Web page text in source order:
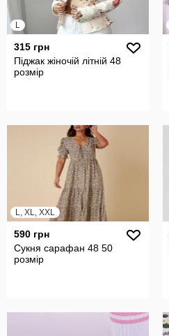
L
315 грн
Піджак жіночій літній 48
розмір
L, XL, XXL
590 грн
Сукня сарафан 48 50
розмір